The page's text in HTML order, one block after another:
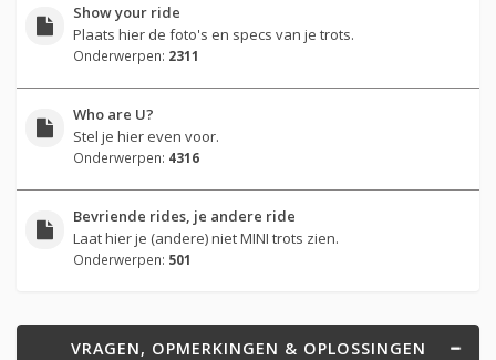
Show your ride
Plaats hier de foto's en specs van je trots.
Onderwerpen: 2311
Who are U?
Stel je hier even voor.
Onderwerpen: 4316
Bevriende rides, je andere ride
Laat hier je (andere) niet MINI trots zien.
Onderwerpen: 501
VRAGEN, OPMERKINGEN & OPLOSSINGEN